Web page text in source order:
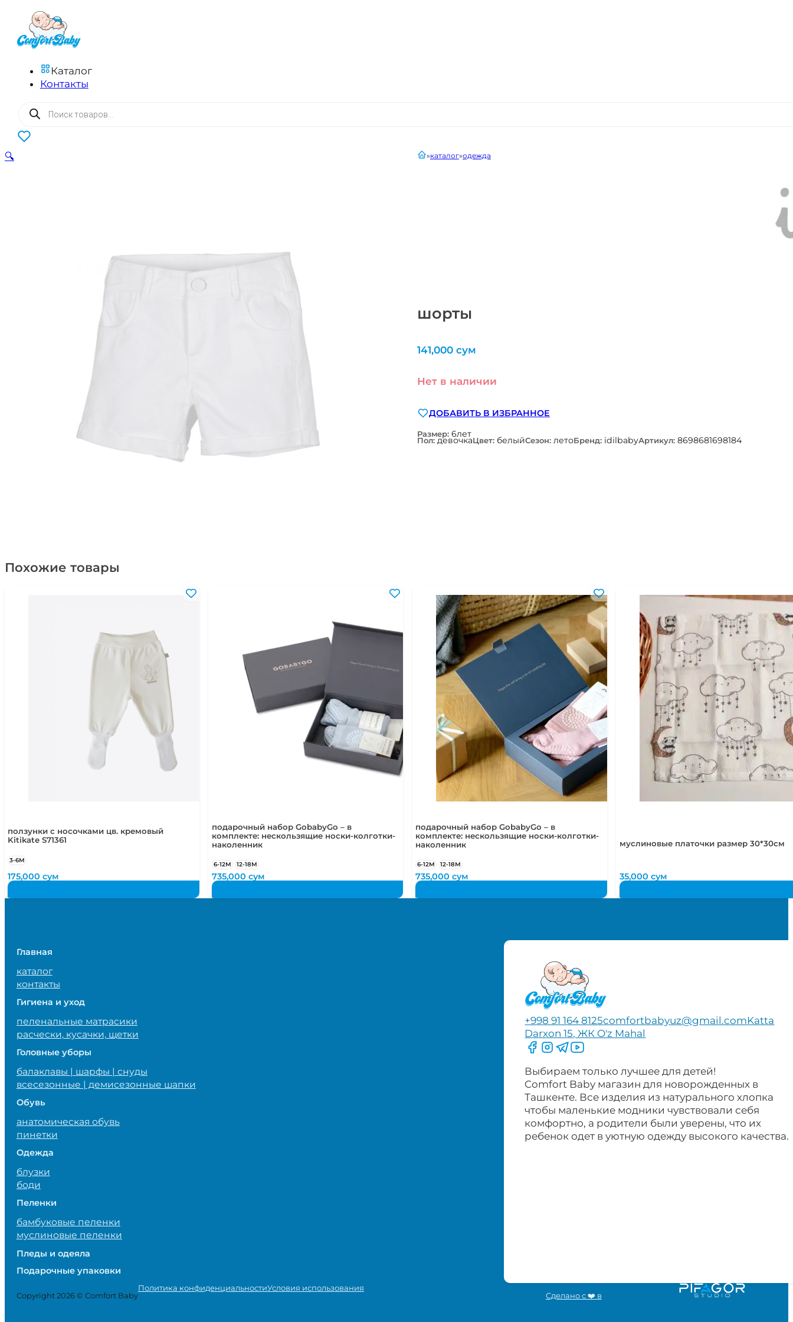
Каталог
Контакты
Поиск
товаров
0
шорты
главнаякаталог одежда
141,000 сум
Нет в наличии
ДОБАВИТЬ В ИЗБРАННОЕ
Размер: 6лет
Пол:девочкаЦвет: белыйСезон: летоБренд: idilbabyАртикул: 8698681698184
🔍
Похожие товары
ползунки с носочками цв. кремовый
Kitikate S71361
3-6М
175,000сум
подарочный набор GobabyGo – в
комплекте: нескользящие носки-колготки-
наколенник
6-12М 12-18М
735,000 сум
подарочный набор GobabyGo – в
комплекте: нескользящие носки-колготки-
наколенник
6-12М 12-18М
735,000сум
муслиновые платочки размер 30*30см
35,000 сум
Главная
каталог
контакты
Гигиена и уход
пеленальные матрасики
расчески, кусачки, щетки
Головные уборы
балаклавы | шарфы | снуды
всесезонные | демисезонные шапки
Обувь
анатомическая обувь
пинетки
Одежда
блузки
боди
Пеленки
бамбуковые пеленки
муслиновые пеленки
Пледы и одеяла
Подарочные упаковки
+998 91 164 8125comfortbabyuz@gmail.comKatta
Darxon 15, ЖК O'z Mahal
Следите за нами на Facebook
Следите за нами в Instagram
Следите за нами в Telegram
Следите за нами в YouTube
Выбираем только лучшее для детей!
Comfort Baby магазин для новорожденных в
Ташкенте. Все изделия из натурального хлопка
чтобы маленькие модники чувствовали себя
комфортно, а родители были уверены, что их
ребенок одет в уютную одежду высокого качества.
Copyright 2026 © Comfort Baby
Политика конфиденциальностиУсловия использования
Сделано с ❤️ в